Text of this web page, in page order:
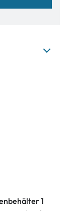
1